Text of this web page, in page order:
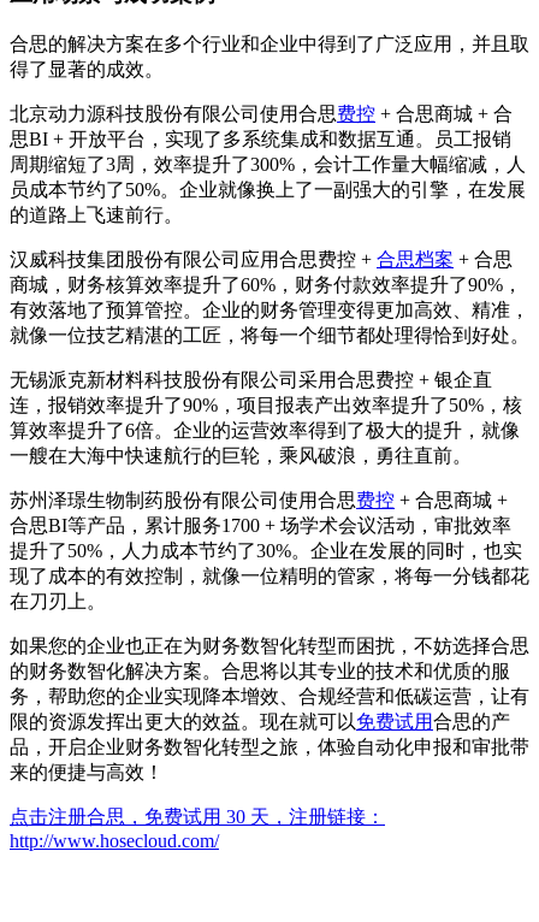
合思的解决方案在多个行业和企业中得到了广泛应用，并且取
得了显著的成效。
北京动力源科技股份有限公司使用合思费控 + 合思商城 + 合
思BI + 开放平台，实现了多系统集成和数据互通。员工报销
周期缩短了3周，效率提升了300%，会计工作量大幅缩减，人
员成本节约了50%。企业就像换上了一副强大的引擎，在发展
的道路上飞速前行。
汉威科技集团股份有限公司应用合思费控 + 合思档案 + 合思
商城，财务核算效率提升了60%，财务付款效率提升了90%，
有效落地了预算管控。企业的财务管理变得更加高效、精准，
就像一位技艺精湛的工匠，将每一个细节都处理得恰到好处。
无锡派克新材料科技股份有限公司采用合思费控 + 银企直
连，报销效率提升了90%，项目报表产出效率提升了50%，核
算效率提升了6倍。企业的运营效率得到了极大的提升，就像
一艘在大海中快速航行的巨轮，乘风破浪，勇往直前。
苏州泽璟生物制药股份有限公司使用合思费控 + 合思商城 +
合思BI等产品，累计服务1700 + 场学术会议活动，审批效率
提升了50%，人力成本节约了30%。企业在发展的同时，也实
现了成本的有效控制，就像一位精明的管家，将每一分钱都花
在刀刃上。
如果您的企业也正在为财务数智化转型而困扰，不妨选择合思
的财务数智化解决方案。合思将以其专业的技术和优质的服
务，帮助您的企业实现降本增效、合规经营和低碳运营，让有
限的资源发挥出更大的效益。现在就可以免费试用合思的产
品，开启企业财务数智化转型之旅，体验自动化申报和审批带
来的便捷与高效！
点击注册合思，免费试用 30 天，注册链接：
http://www.hosecloud.com/